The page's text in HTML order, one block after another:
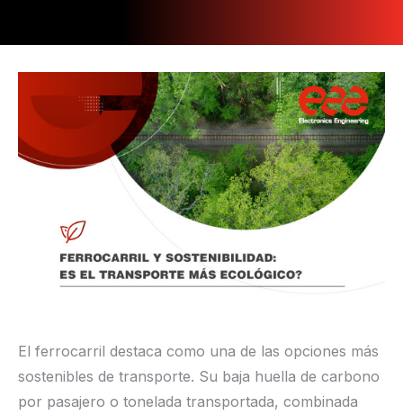
El ferrocarril destaca como una de las opciones más
sostenibles de transporte. Su baja huella de carbono
por pasajero o tonelada transportada, combinada